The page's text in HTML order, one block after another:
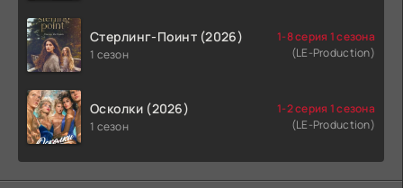
Стерлинг-Поинт (2026)
1 сезон
1-8 серия 1 сезона
(LE-Production)
Осколки (2026)
1 сезон
1-2 серия 1 сезона
(LE-Production)